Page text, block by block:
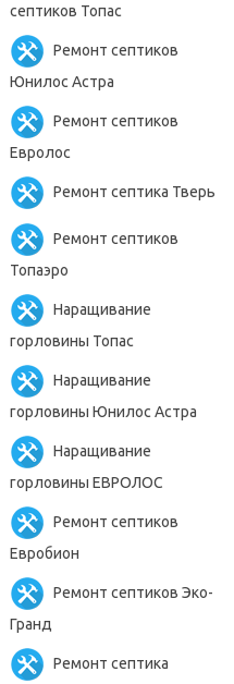
септиков Топас
Ремонт септиков
Юнилос Астра
Ремонт септиков
Евролос
Ремонт септика Тверь
Ремонт септиков
Топаэро
Наращивание
горловины Топас
Наращивание
горловины Юнилос Астра
Наращивание
горловины ЕВРОЛОС
Ремонт септиков
Евробион
Ремонт септиков Эко-
Гранд
Ремонт септика